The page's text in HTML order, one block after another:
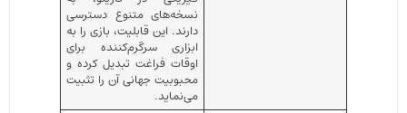
نسخه‌های متنوع دسترسی
دارند. این قابلیت، بازی را به
ابزاری سرگرم‌کننده برای
اوقات فراغت تبدیل کرده و
محبوبیت جهانی آن را تثبیت
می‌نماید.